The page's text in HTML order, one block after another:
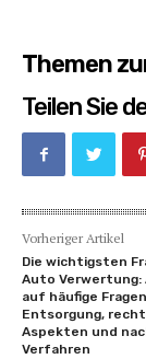
Themen
Teilen Sie
Vorheriger Artikel
Die wichtigsten
Auto
auf häufige
Entsorgung,
Aspekten und
Verfahren